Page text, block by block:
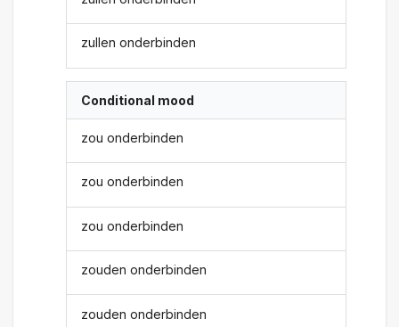
zullen onderbinden
Conditional mood
zou onderbinden
zou onderbinden
zou onderbinden
zouden onderbinden
zouden onderbinden